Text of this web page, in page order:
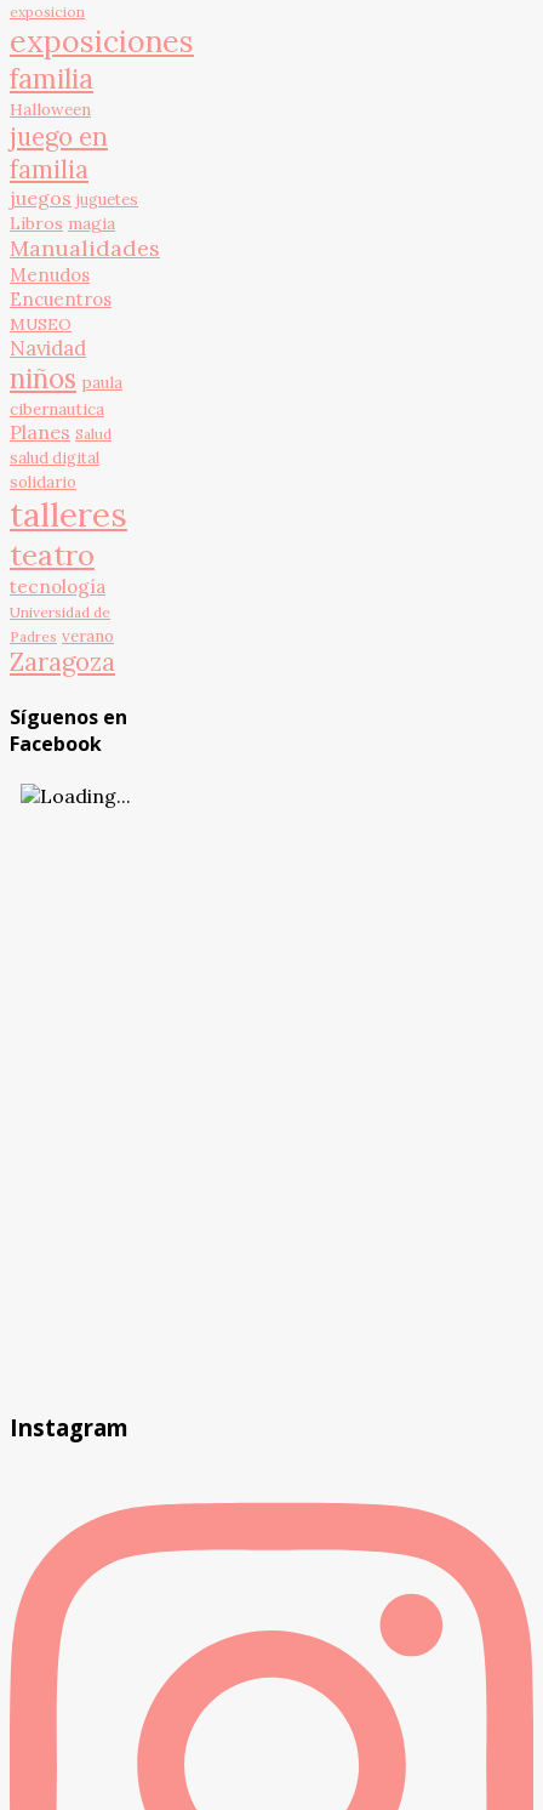
exposicion
exposiciones
familia
Halloween
juego en
familia
juegos juguetes
Libros magia
Manualidades
Menudos
Encuentros
MUSEO
Navidad
niños paula
cibernautica
Planes Salud
salud digital
solidario
talleres
teatro
tecnología
Universidad de
Padres verano
Zaragoza
Síguenos en
Facebook
Instagram